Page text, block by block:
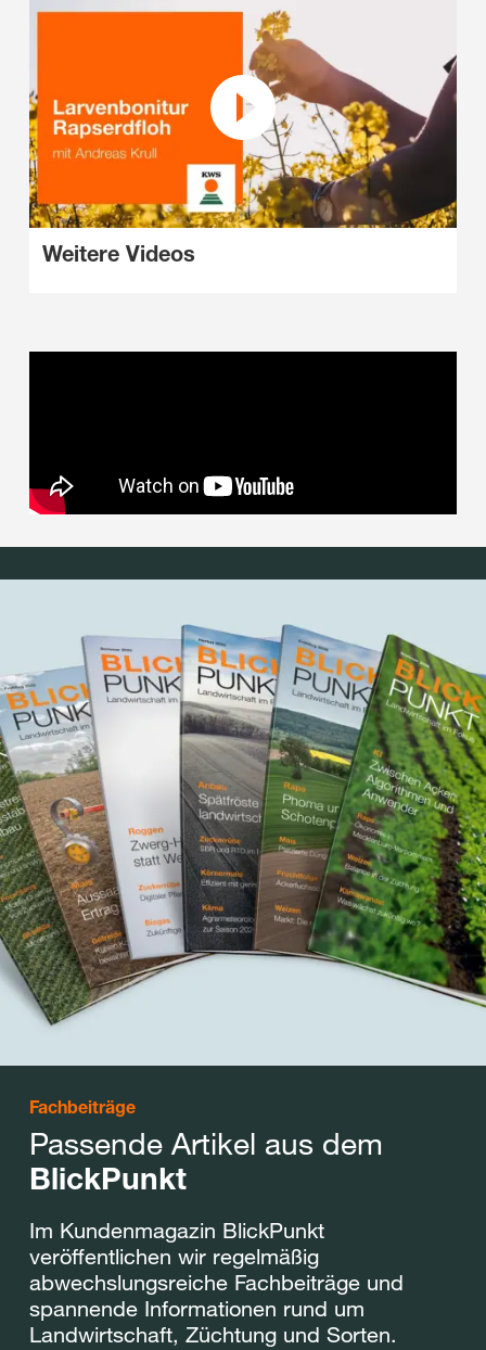
Weitere Videos
Fachbeiträge
Passende Artikel aus dem
BlickPunkt
Im Kundenmagazin BlickPunkt
veröffentlichen wir regelmäßig
abwechslungsreiche Fachbeiträge und
spannende Informationen rund um
Landwirtschaft, Züchtung und Sorten.